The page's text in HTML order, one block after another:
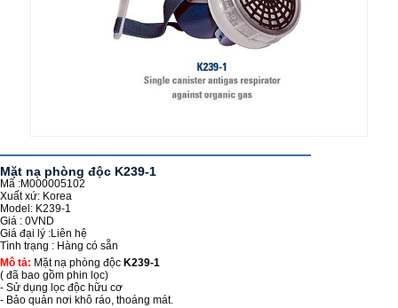
Mặt nạ phòng độc K239-1
Mã :M000005102
Xuất xứ: Korea
Model: K239-1
Giá : 0VND
Giá đại lý :Liên hệ
Tình trạng : Hàng có sẵn
Mô tả: Mặt nạ phòng độc K239-1
( đã bao gồm phin lọc)
- Sử dụng lọc độc hữu cơ
- Bảo quản nơi khô ráo, thoáng mát.